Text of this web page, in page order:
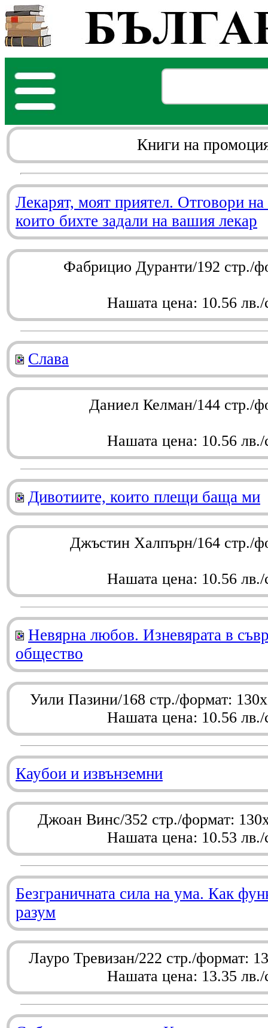
Книги на
Лекарят, моят приятел. Отговори
които бихте задали на вашия лекар
Фабрицио Дуранти/192 стр./
Нашата цена: 10.56 лв./
Слава
Даниел Келман/144 стр./
Нашата цена: 10.56 лв./
Дивотиите, които плещи баща ми
Джъстин Халпърн/164 стр./
Нашата цена: 10.56 лв./
Невярна любов. Изневярата в
общество
Уили Пазини/168 стр./формат:
Нашата цена: 10.56 лв./
Каубои и извънземни
Джоан Винс/352 стр./формат:
Нашата цена: 10.53 лв./
Безграничната сила на ума. Как
разум
Лауро Тревизан/222 стр./формат:
Нашата цена: 13.35 лв./